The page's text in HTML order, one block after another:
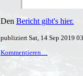
Den Bericht gibt's hier.
publiziert Sat, 14 Sep 2019
Kommentieren…